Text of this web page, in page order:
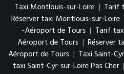
Taxi Montlouis-sur-Loire | Tarif
Réserver taxi Montlouis-sur-Loire
-Aéroport de Tours | Tarif
Aéroport de Tours | Réserver
Aéroport de Tours | Taxi Saint-
taxi Saint-Cyr-sur-Loire Pas Cher |